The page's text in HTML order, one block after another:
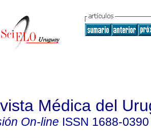
Médica del
On-line ISSN 1688-0390